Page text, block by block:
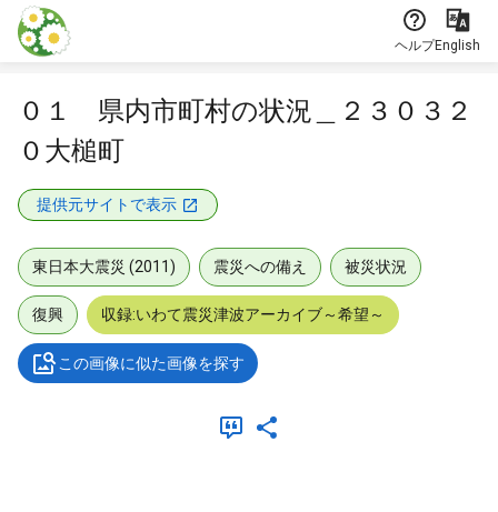
本文に飛ぶ
ヘルプEnglish
０１ 県内市町村の状況＿２３０３２
０大槌町
提供元サイトで表示
東日本大震災 (2011) 震災への備え 被災状況
復興 収録:いわて震災津波アーカイブ～希望～
この画像に似た画像を探す